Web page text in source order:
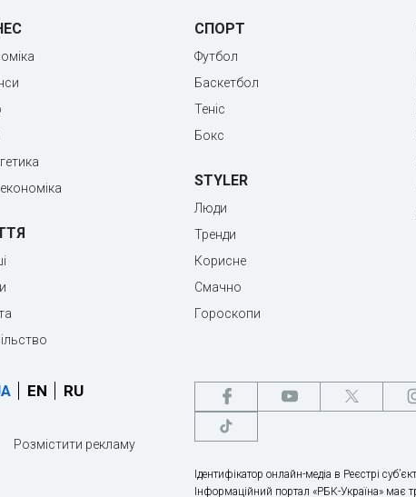
економіка
СПОРТ
Футбол
Баскетбол
Теніс
Бокс
STYLER
Люди
Тренди
Корисне
Смачно
Гороскопи
EN RU
Розмістити рекламу
Ідентифікатор онлайн-медіа в Реєстрі
Інформаційний портал «РБК-Україна» має